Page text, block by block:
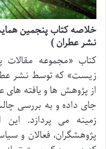
خلاصه کتاب پنجمین
نشر عطران )
کتاب «مجموعه
زیست» که توسط نشر
از پژوهش ها و یافته
جای داده و به بررسی
زمینه می پردازد. این
پژوهشگران، فعالان و